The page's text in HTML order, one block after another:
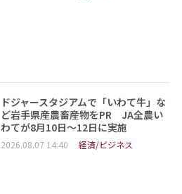
ドジャースタジアムで「いわて牛」な
ど岩手県産農畜産物をPR JA全農い
わてが8月10日～12日に実施
2026.08.07 14:40 経済/ビジネス